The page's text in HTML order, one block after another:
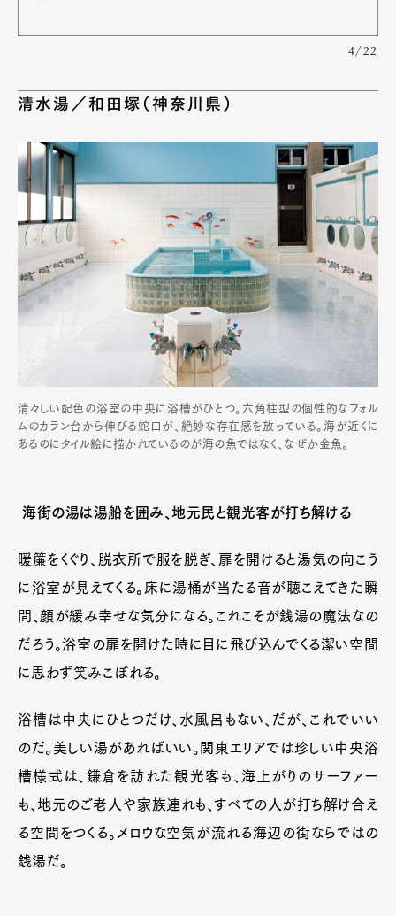
Art&Design Watch Fashion
ProductCultureLifestyle
4/22
清水湯／和田塚（神奈川県）
清々しい配色の浴室の中央に浴槽がひとつ。六角柱型の個性的なフォル
ムのカラン台から伸びる蛇口が、絶妙な存在感を放っている。海が近くに
あるのにタイル絵に描かれているのが海の魚ではなく、なぜか金魚。
海街の湯は湯船を囲み、地元民と観光客が打ち解ける
暖簾をくぐり、脱衣所で服を脱ぎ、扉を開けると湯気の向こう
に浴室が見えてくる。床に湯桶が当たる音が聴こえてきた瞬
間、顔が緩み幸せな気分になる。これこそが銭湯の魔法なの
だろう。浴室の扉を開けた時に目に飛び込んでくる潔い空間
に思わず笑みこぼれる。
浴槽は中央にひとつだけ、水風呂もない、だが、これでいい
のだ。美しい湯があればいい。関東エリアでは珍しい中央浴
槽様式は、鎌倉を訪れた観光客も、海上がりのサーファー
も、地元のご老人や家族連れも、すべての人が打ち解け合え
る空間をつくる。メロウな空気が流れる海辺の街ならではの
銭湯だ。